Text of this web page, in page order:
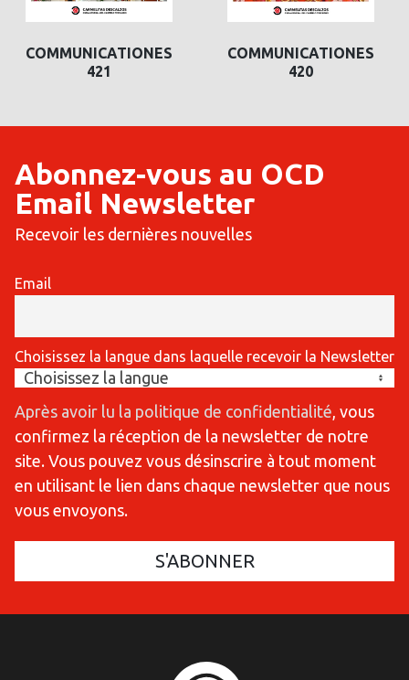
COMMUNICATIONES
420
COMMUNICATIONES
419
Abonnez-vous au OCD
Email Newsletter
Recevoir les dernières nouvelles
Email
Choisissez la langue dans laquelle recevoir la Newsletter
Après avoir lu la politique de confidentialité, vous
confirmez la réception de la newsletter de notre
site. Vous pouvez vous désinscrire à tout moment
en utilisant le lien dans chaque newsletter que nous
vous envoyons.